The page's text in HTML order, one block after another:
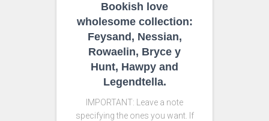
Bookish love
wholesome collection:
Feysand, Nessian,
Rowaelin, Bryce y
Hunt, Hawpy and
Legendtella.
IMPORTANT: Leave a note
specifying the ones you want. If